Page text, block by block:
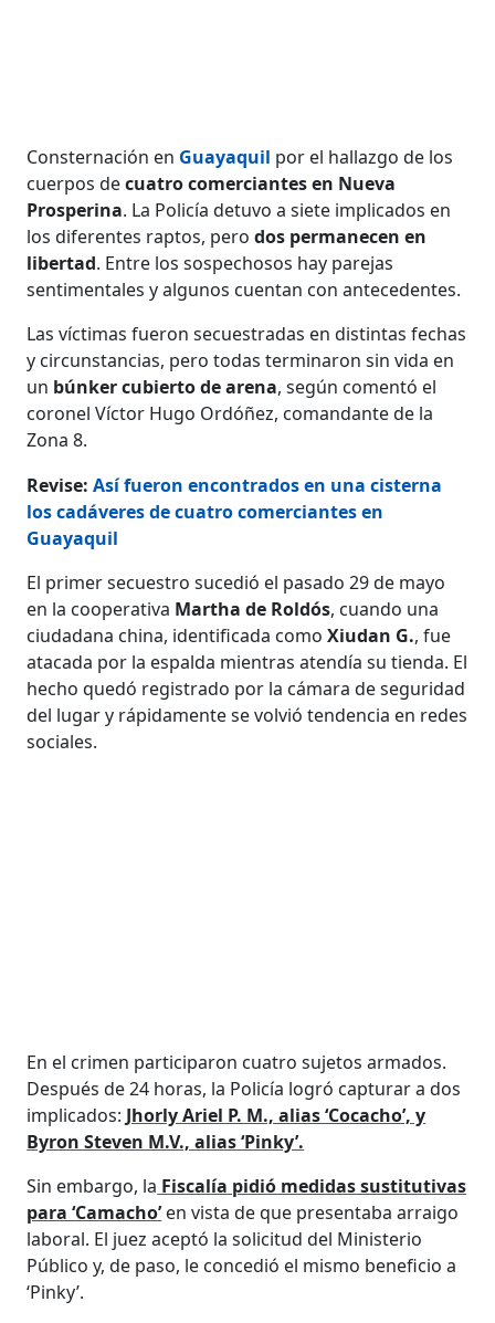
Consternación en Guayaquil por el hallazgo de los
cuerpos decuatro comerciantes en Nueva
Prosperina. La Policía detuvo a siete implicados en
los diferentes raptos, perodos permanecen en
libertad. Entre los sospechosos hay parejas
sentimentales y algunos cuentan con antecedentes.
Las víctimas fueron secuestradas en distintas fechas
y circunstancias, pero todas terminaron sin vida en
un búnker cubierto de arena, según comentó el
coronel Víctor Hugo Ordóñez, comandante de la
Zona 8.
Revise:Así fueron encontrados en una cisterna
los cadáveres de cuatro comerciantes en
Guayaquil
El primer secuestro sucedió el pasado 29 de mayo
en la cooperativa Martha de Roldós, cuando una
ciudadana china, identificada comoXiudan G., fue
atacada por la espalda mientras atendía su tienda. El
hecho quedó registrado por la cámara de seguridad
del lugar y rápidamente se volvió tendencia en redes
sociales.
En el crimen participaron cuatro sujetos armados.
Después de 24 horas, la Policía logró capturar a dos
implicados: Jhorly Ariel P. M., alias ‘Cocacho’, y
Byron Steven M.V., alias ‘Pinky’.
Sin embargo, la Fiscalía pidió medidas sustitutivas
para ‘Camacho’en vista de que presentaba arraigo
laboral. El juez aceptó la solicitud del Ministerio
Público y, de paso, le concedió el mismo beneficio a
‘Pinky’.